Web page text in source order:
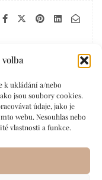
k ukládání a/nebo
jsou soubory cookies.
údaje, jako je
webu. Nesouhlas nebo
vlastnosti a funkce.
šatníku i